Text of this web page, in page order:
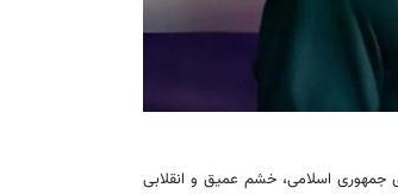
جمهوری اسلامی، خشم عمیق و انقلابی